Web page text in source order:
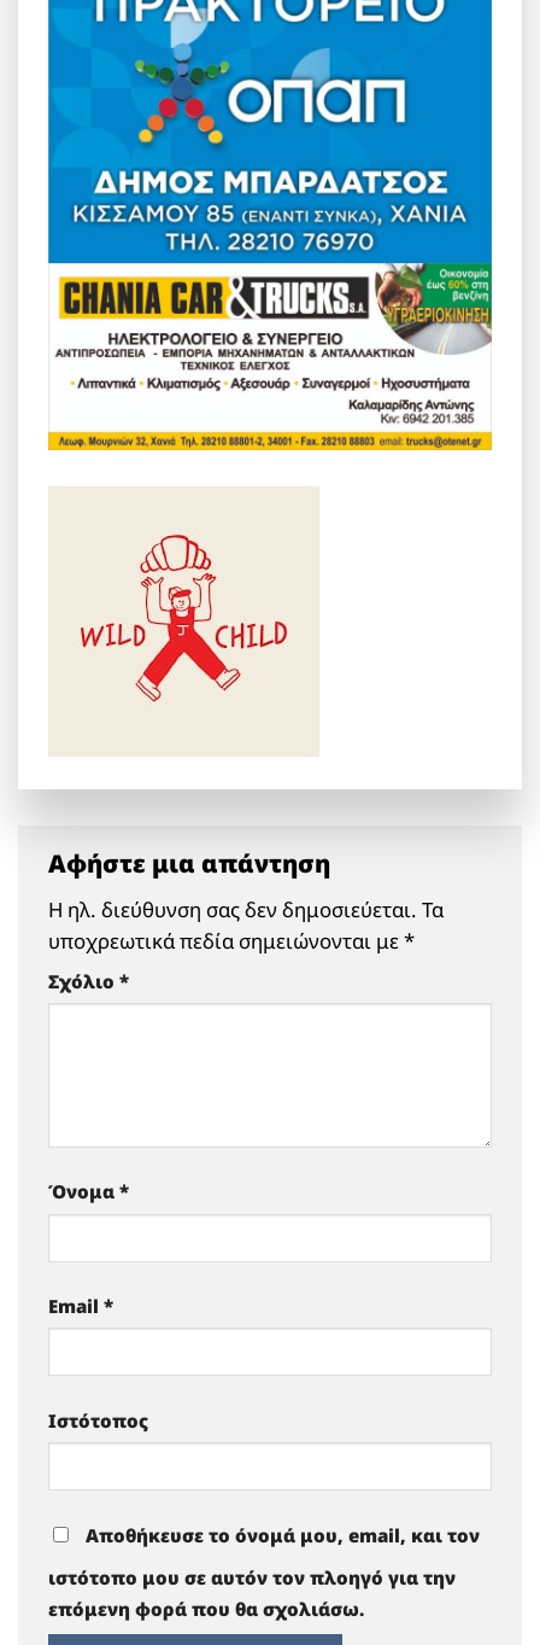
Αφήστε μια απάντηση
Η ηλ. διεύθυνση σας δεν δημοσιεύεται. Τα
υποχρεωτικά πεδία σημειώνονται με*
Σχόλιο *
Όνομα *
Email *
Ιστότοπος
Αποθήκευσε το όνομά μου, email, και τον
ιστότοπο μου σε αυτόν τον πλοηγό για την
επόμενη φορά που θα σχολιάσω.